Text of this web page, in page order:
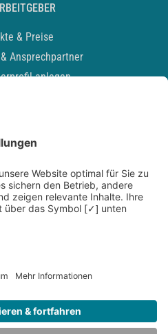
& Preise
Ansprechpartner
anlegen
Podcast
Kontakt